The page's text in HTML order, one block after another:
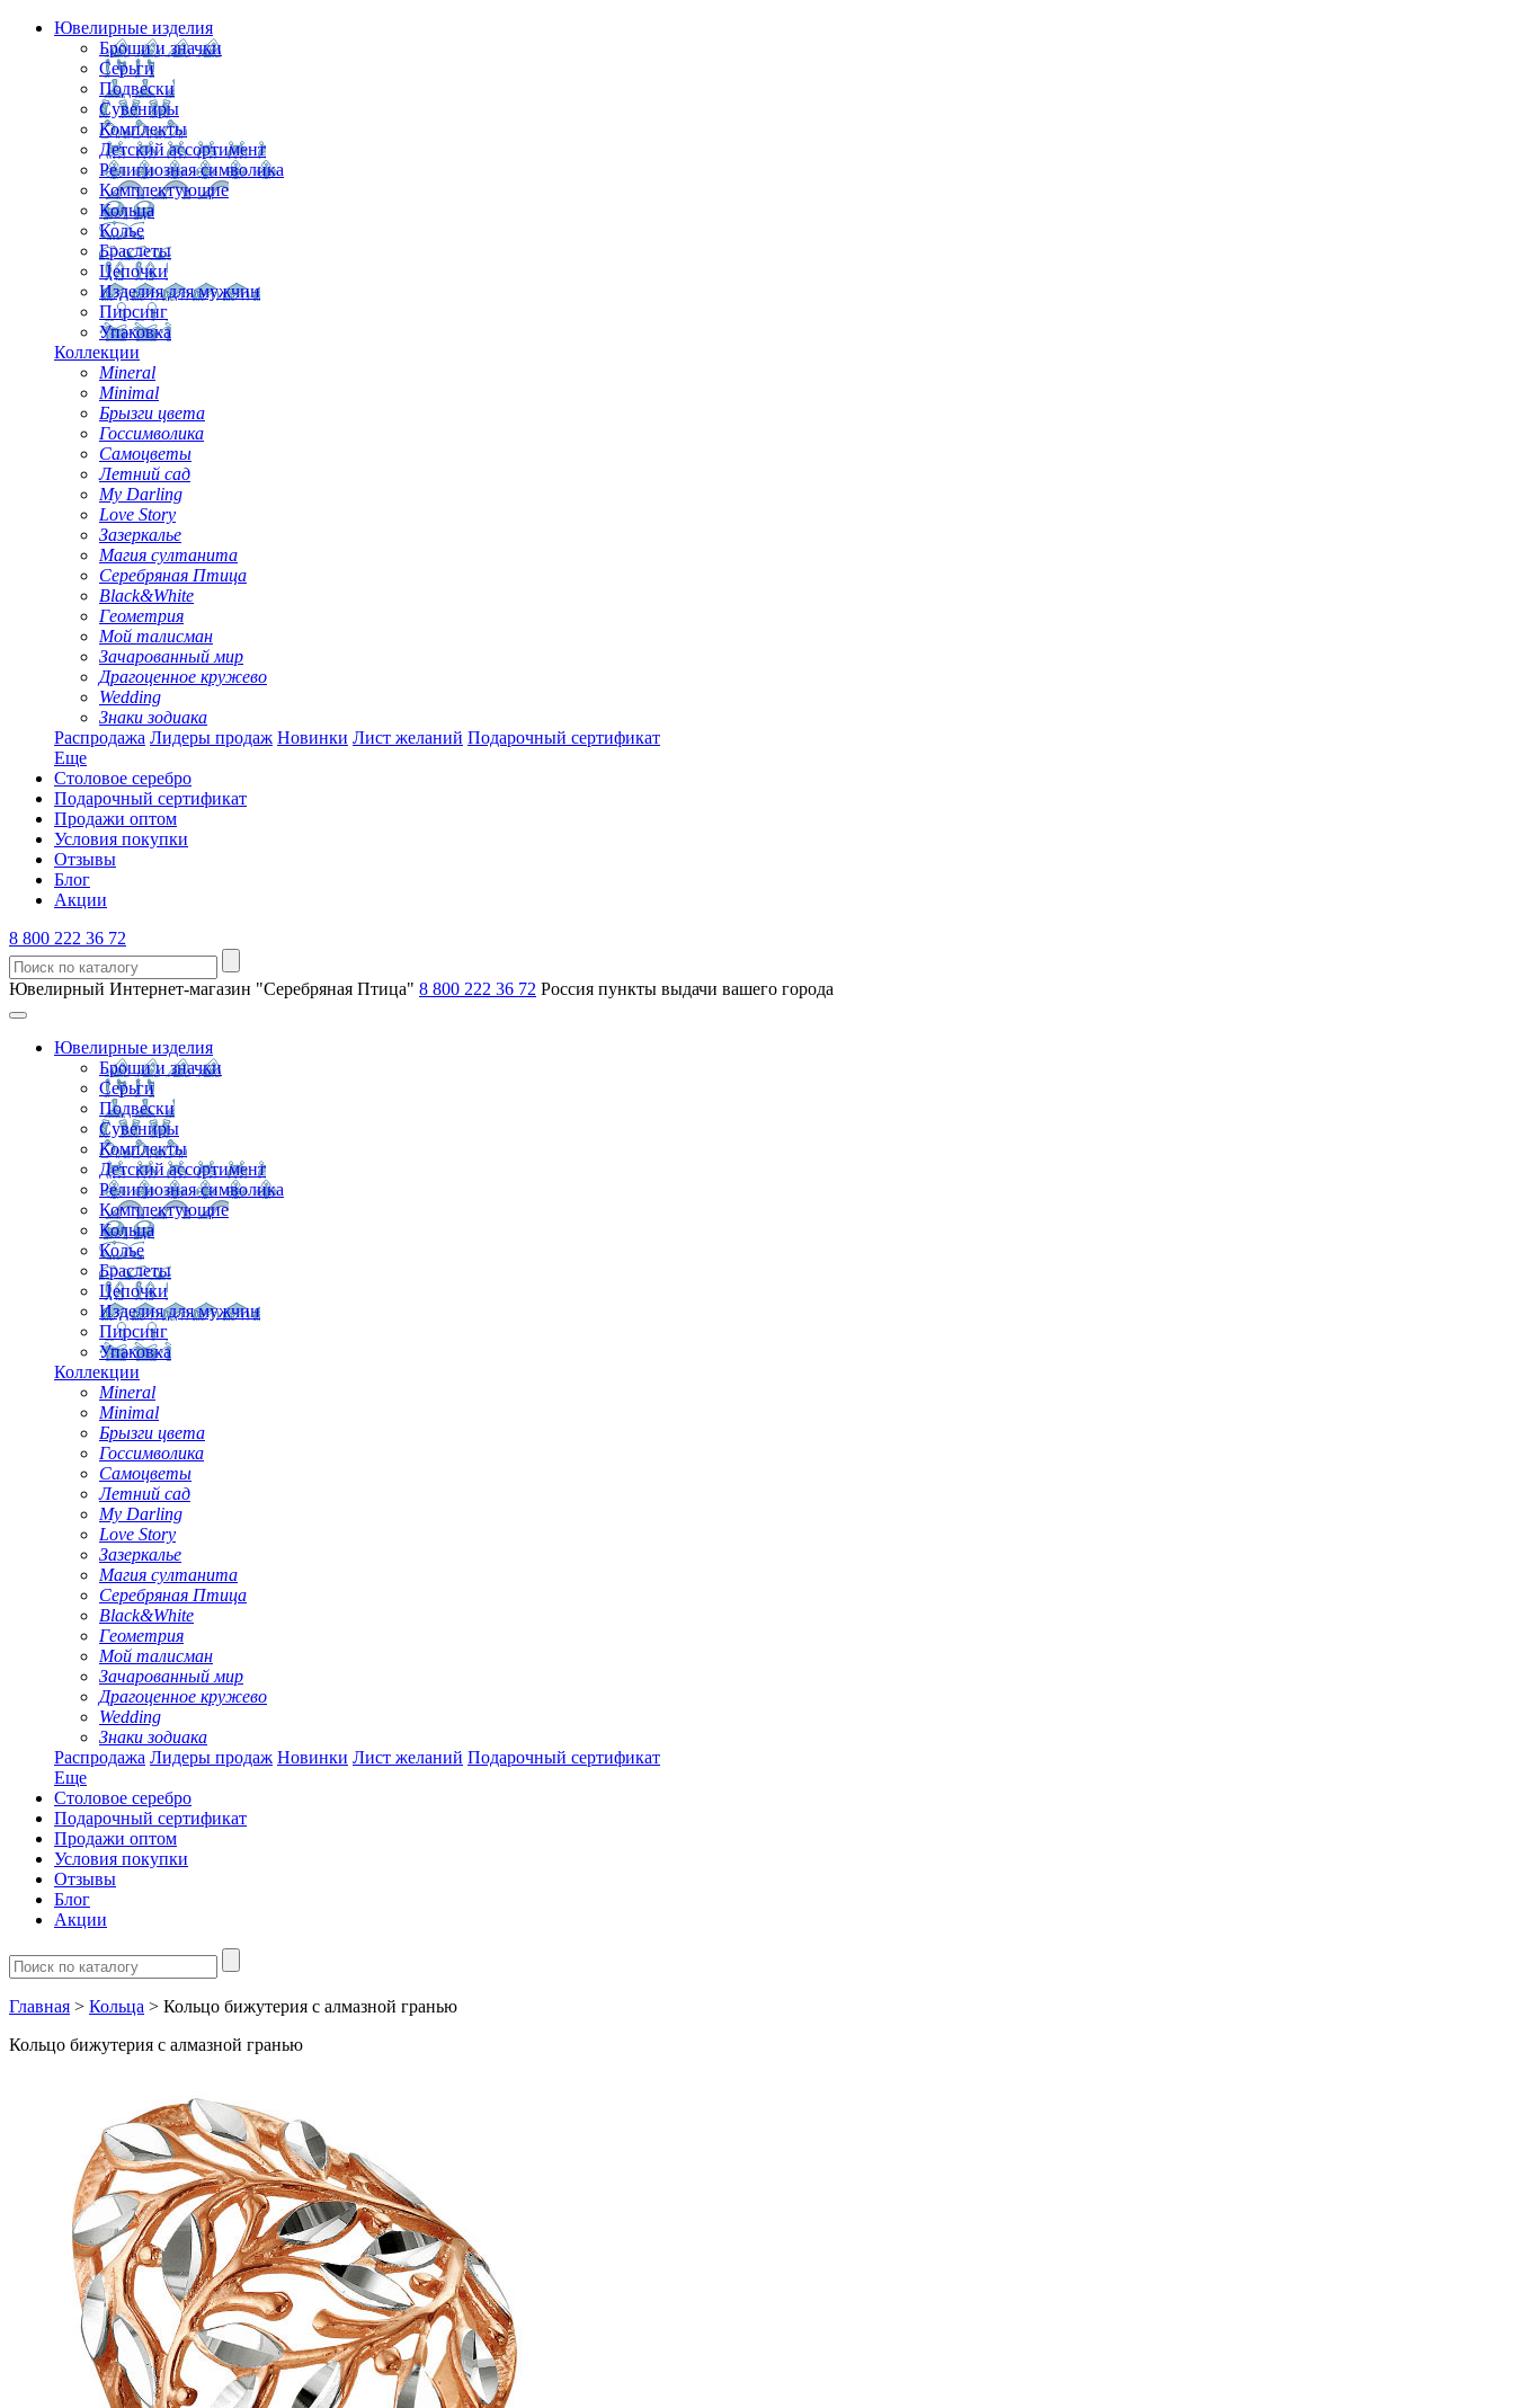
Ювелирные изделия
Броши и значки
Серьги
Подвески
Сувениры
Комплекты
Детский ассортимент
Религиозная символика
Комплектующие
Кольца
Колье
Браслеты
Цепочки
Изделия для мужчин
Пирсинг
Упаковка
Коллекции
Mineral
Minimal
Брызги цвета
Госсимволика
Самоцветы
Летний сад
My Darling
Love Story
Зазеркалье
Магия султанита
Серебряная Птица
Black&White
Геометрия
Мой талисман
Зачарованный мир
Драгоценное кружево
Wedding
Знаки зодиака
Распродажа Лидеры продаж Новинки Лист желаний Подарочный сертификат
Еще
Столовое серебро
Подарочный сертификат
Продажи оптом
Условия покупки
Отзывы
Блог
Акции
8 800 222 36 72
Ювелирный Интернет-магазин "Серебряная Птица" 8 800 222 36 72 Россия пункты выдачи вашего города
Ювелирные изделия
Броши и значки
Серьги
Подвески
Сувениры
Комплекты
Детский ассортимент
Религиозная символика
Комплектующие
Кольца
Колье
Браслеты
Цепочки
Изделия для мужчин
Пирсинг
Упаковка
Коллекции
Mineral
Minimal
Брызги цвета
Госсимволика
Самоцветы
Летний сад
My Darling
Love Story
Зазеркалье
Магия султанита
Серебряная Птица
Black&White
Геометрия
Мой талисман
Зачарованный мир
Драгоценное кружево
Wedding
Знаки зодиака
Распродажа Лидеры продаж Новинки Лист желаний Подарочный сертификат
Еще
Столовое серебро
Подарочный сертификат
Продажи оптом
Условия покупки
Отзывы
Блог
Акции
Главная > Кольца > Кольцо бижутерия с алмазной гранью
Кольцо бижутерия с алмазной гранью